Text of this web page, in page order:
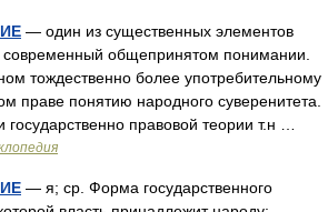
— один из существенных элементов
современный общепринятом понимании.
тождественно более употребительному
праве понятию народного суверенитета.
государственно правовой теории т.н …
— я; ср. Форма государственного